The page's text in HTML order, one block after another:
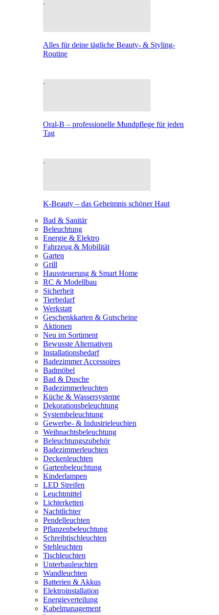
Alles für deine tägliche Beauty- & Styling-
Routine
Oral-B – professionelle Mundpflege für jeden
Tag
K-Beauty – das Geheimnis schöner Haut
Bad & Sanitär
Beleuchtung
Energie & Elektro
Fahrzeug & Mobilität
Garten
Grill
Haussteuerung & Smart Home
RC & Modellbau
Sicherheit
Tierbedarf
Werkstatt
Geschenkkarten & Gutscheine
Aktionen
Neu im Sortiment
Bewusste Alternativen
Installationsbedarf
Badezimmer Accessoires
Badmöbel
Bad & Dusche
Badezimmerleuchten
Küche & Wassersysteme
Dekorationsbeleuchtung
Systembeleuchtung
Gewerbe- & Industrieleuchten
Weihnachtsbeleuchtung
Beleuchtungszubehör
Badezimmerleuchten
Deckenleuchten
Gartenbeleuchtung
Kinderlampen
LED Streifen
Leuchtmittel
Lichterketten
Nachtlichter
Pendelleuchten
Pflanzenbeleuchtung
Schreibtischleuchten
Stehleuchten
Tischleuchten
Unterbauleuchten
Wandleuchten
Batterien & Akkus
Elektroinstallation
Energieverteilung
Kabelmanagement